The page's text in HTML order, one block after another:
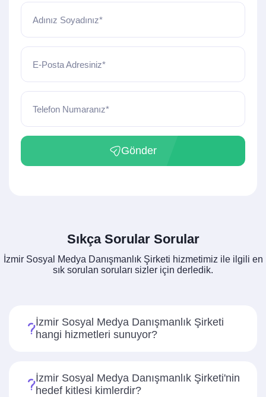
Adınız Soyadınız*
E-Posta Adresiniz*
Telefon Numaranız*
Gönder
Sıkça Sorular Sorular
İzmir Sosyal Medya Danışmanlık Şirketi hizmetimiz ile ilgili en
sık sorulan soruları sizler için derledik.
İzmir Sosyal Medya Danışmanlık Şirketi
hangi hizmetleri sunuyor?
İzmir Sosyal Medya Danışmanlık Şirketi'nin
hedef kitlesi kimlerdir?